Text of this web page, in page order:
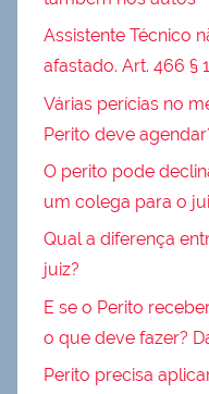
Assistente Técnico
afastado. Art. 466 §
Várias perícias no
Perito deve
O perito pode
um colega para o
Qual a diferença
juiz?
E se o Perito
o que deve fazer?
Perito precisa